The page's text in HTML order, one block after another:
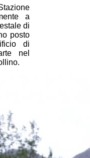
a
di
posto
di
nel